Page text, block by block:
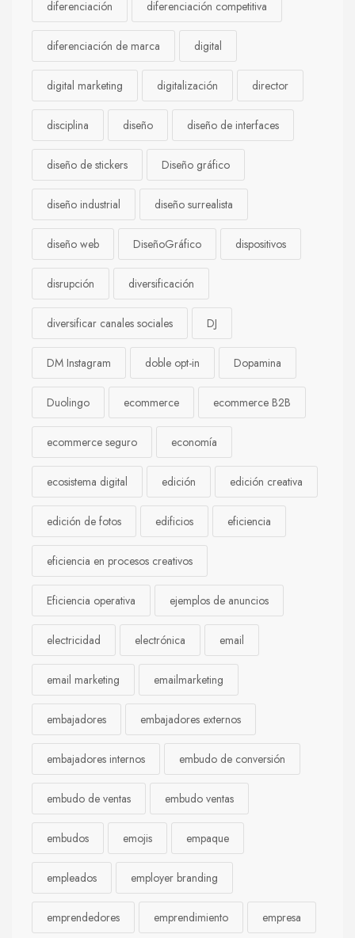
diferenciación diferenciación competitiva
diferenciación de marca digital
digital marketing digitalización director
disciplina diseño diseño de interfaces
diseño de stickers Diseño gráfico
diseño industrial diseño surrealista
diseño web DiseñoGráfico dispositivos
disrupción diversificación
diversificar canales sociales DJ
DM Instagram doble opt-in Dopamina
Duolingo ecommerce ecommerce B2B
ecommerce seguro economía
ecosistema digital edición edición creativa
edición de fotos edificios eficiencia
eficiencia en procesos creativos
Eficiencia operativa ejemplos de anuncios
electricidad electrónica email
email marketing emailmarketing
embajadores embajadores externos
embajadores internos embudo de conversión
embudo de ventas embudo ventas
embudos emojis empaque
empleados employer branding
emprendedores emprendimiento empresa